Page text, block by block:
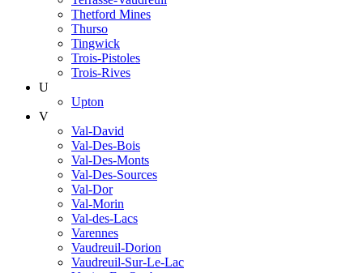
Thetford Mines
Thurso
Tingwick
Trois-Pistoles
Trois-Rives
U
Upton
V
Val-David
Val-Des-Bois
Val-Des-Monts
Val-Des-Sources
Val-Dor
Val-Morin
Val-des-Lacs
Varennes
Vaudreuil-Dorion
Vaudreuil-Sur-Le-Lac